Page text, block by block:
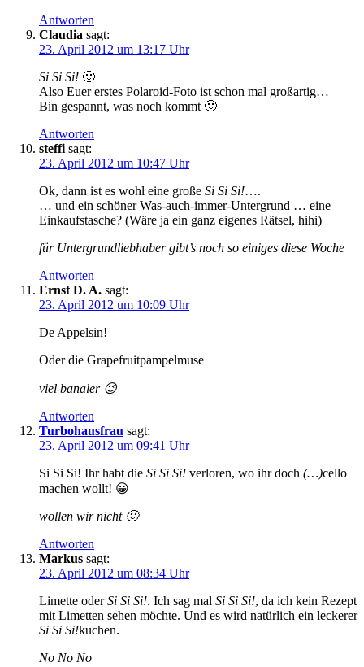
Antworten
Claudia sagt:
23. April 2012 um 13:17 Uhr
Si Si Si! 🙂
Also Euer erstes Polaroid-Foto ist schon mal großartig…
Bin gespannt, was noch kommt 🙂
Antworten
steffi sagt:
23. April 2012 um 10:47 Uhr
Ok, dann ist es wohl eine große Si Si Si!….
… und ein schöner Was-auch-immer-Untergrund … eine
Einkaufstasche? (Wäre ja ein ganz eigenes Rätsel, hihi)
für Untergrundliebhaber gibt’s noch so einiges diese Woche
Antworten
Ernst D. A. sagt:
23. April 2012 um 10:09 Uhr
De Appelsin!
Oder die Grapefruitpampelmuse
viel banaler 😉
Antworten
Turbohausfrau sagt:
23. April 2012 um 09:41 Uhr
Si Si Si! Ihr habt die Si Si Si! verloren, wo ihr doch (…)cello
machen wollt! 😀
wollen wir nicht 🙂
Antworten
Markus sagt:
23. April 2012 um 08:34 Uhr
Limette oderSi Si Si!. Ich sag mal Si Si Si!, da ich kein Rezept
mit Limetten sehen möchte. Und es wird natürlich ein leckerer
Si Si Si!kuchen.
No No No